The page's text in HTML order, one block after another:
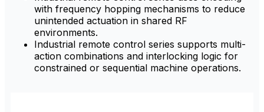
with frequency hopping mechanisms to reduce
unintended actuation in shared RF
environments.
Industrial remote control series supports multi-
action combinations and interlocking logic for
constrained or sequential machine operations.